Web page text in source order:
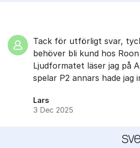
Tack för utförligt svar,
behöver bli kund hos Roon
Ljudformatet läser jag på
spelar P2 annars hade jag
Lars
3 Dec 2025